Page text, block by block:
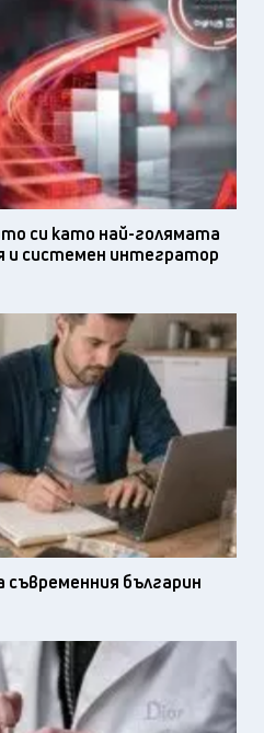
си като най-голямата
и системен интегратор
българин